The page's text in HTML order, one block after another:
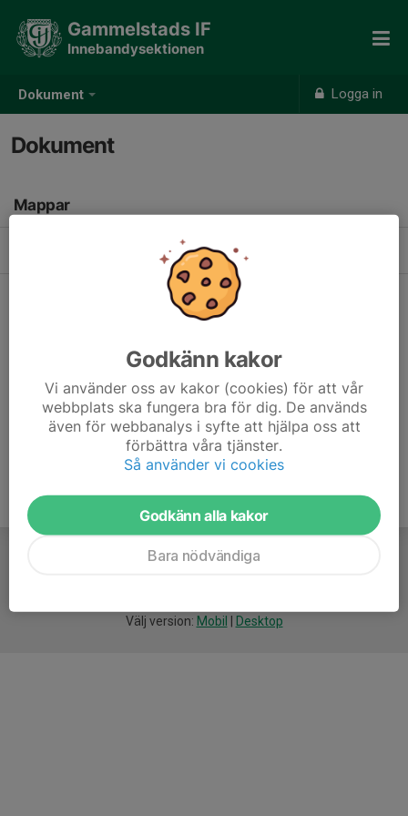
Dokument Logga in
Gammelstads IF
Innebandysektionen
Dokument
Mappar
Välj version: Mobil Desktop
Godkänn kakor
Vi använder oss av kakor (cookies) för att vår
webbplats ska fungera bra för dig. De används
även för webbanalys i syfte att hjälpa oss att
förbättra våra tjänster.
Så använder vi cookies
Godkänn alla kakor
Bara nödvändiga